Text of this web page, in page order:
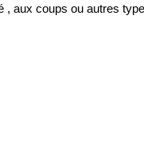
, aux coups ou autres